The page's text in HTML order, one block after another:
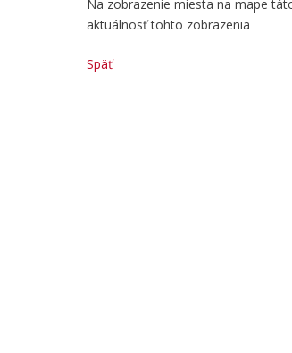
Na zobrazenie miesta na mape
aktuálnosť tohto zobrazenia
Späť